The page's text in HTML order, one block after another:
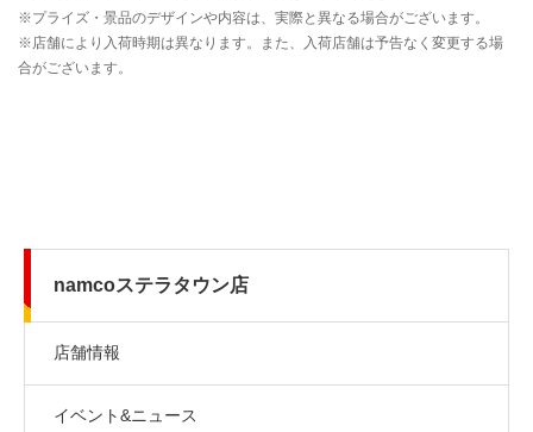
namcoステラタウン店
店舗情報
イベント&ニュース